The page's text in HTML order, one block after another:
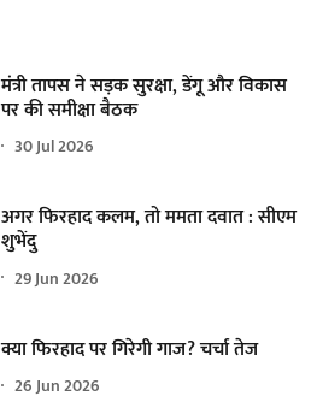
मंत्री तापस ने सड़क सुरक्षा, डेंगू और विकास
पर की समीक्षा बैठक
30 Jul 2026
अगर फिरहाद कलम, तो ममता दवात : सीएम
शुभेंदु
29 Jun 2026
क्या फिरहाद पर गिरेगी गाज? चर्चा तेज
26 Jun 2026